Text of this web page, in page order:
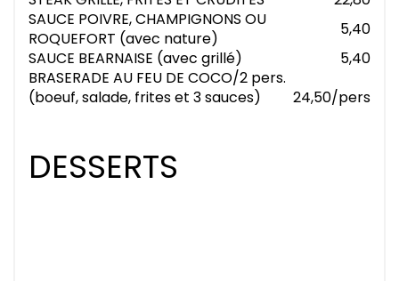
SAUCE POIVRE, CHAMPIGNONS OU
ROQUEFORT (avec nature)
5,40
SAUCE BEARNAISE (avec grillé)
5,40
BRASERADE AU FEU DE COCO/2 pers.
(boeuf, salade, frites et 3 sauces)
24,50/pers
DESSERTS